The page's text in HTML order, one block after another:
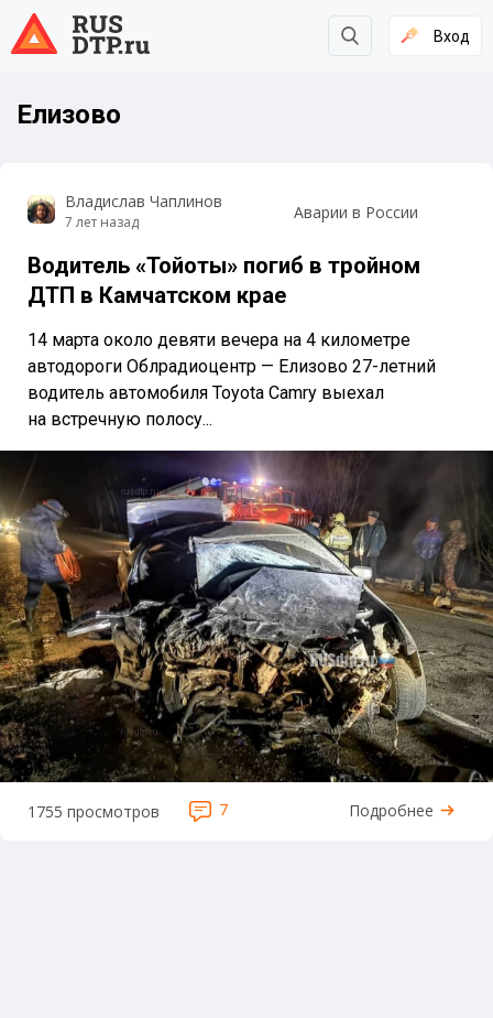
Вход
Елизово
Владислав Чаплинов
7 лет назад Аварии в России
Водитель «Тойоты» погиб в тройном
ДТП в Камчатском крае
14 марта около девяти вечера на 4 километре
автодороги Облрадиоцентр — Елизово 27-летний
водитель автомобиля Toyota Camry выехал
на встречную полосу...
1755 просмотров 7 Подробнее